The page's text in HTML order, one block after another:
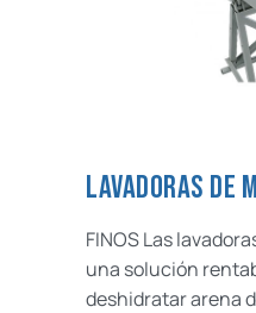
LAVADORAS DE
FINOS Las
una solución
deshidratar arena